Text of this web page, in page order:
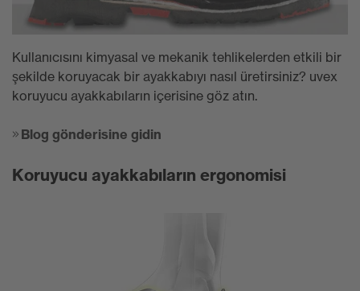
Kullanıcısını kimyasal ve mekanik tehlikelerden etkili bir
şekilde koruyacak bir ayakkabıyı nasıl üretirsiniz? uvex
koruyucu ayakkabıların içerisine göz atın.
Blog gönderisine gidin
Koruyucu ayakkabıların ergonomisi